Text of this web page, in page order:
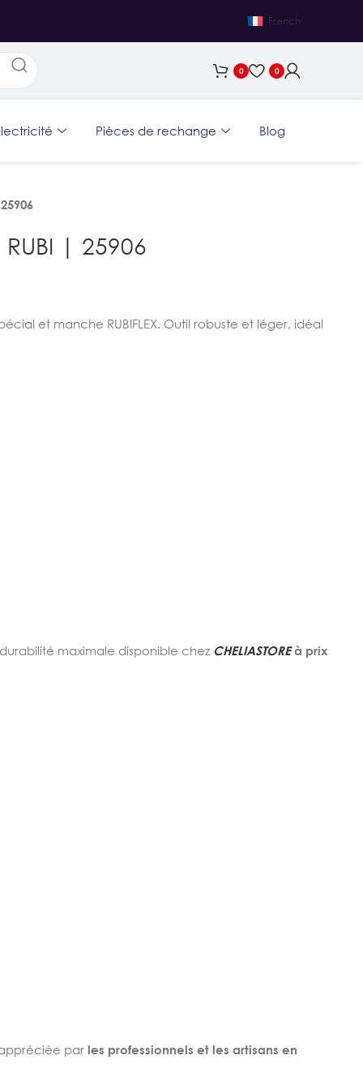
French
0 0
Pièces de rechange Blog
| 25906
et manche RUBIFLEX. Outil robuste et léger, idéal
maximale disponible chez CHELIASTOREà prix
par les professionnels et les artisans en